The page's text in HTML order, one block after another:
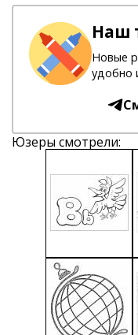
Наш
Новые
удобно
Юзеры смотрели: